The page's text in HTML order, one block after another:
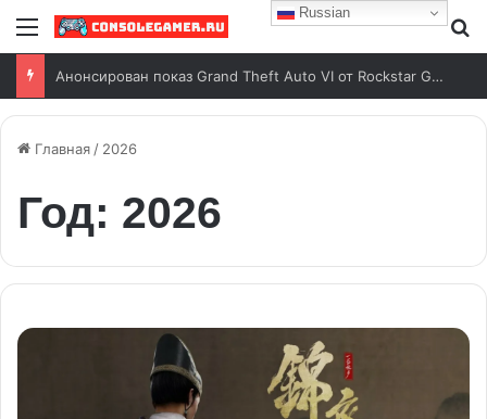
Меню
Анонсирован показ Grand Theft Auto VI от Rockstar Games
Главная / 2026
Год: 2026
Russian